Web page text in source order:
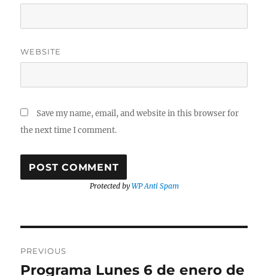
WEBSITE
Save my name, email, and website in this browser for
the next time I comment.
Protected byWP Anti Spam
navigation
PREVIOUS
Previous
Programa Lunes 6 de enero de